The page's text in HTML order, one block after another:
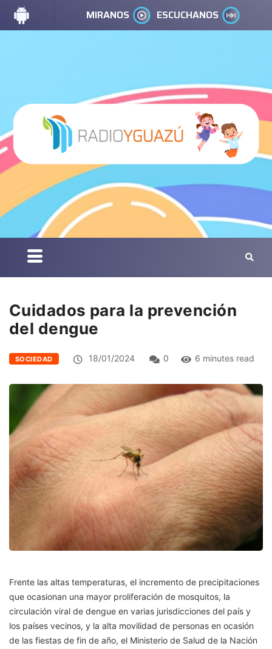
MIRANOS ESCUCHANOS
Cuidados para la prevención
del dengue
SOCIEDAD 18/01/2024 0 6 minutes read
Frente las altas temperaturas, el incremento de precipitaciones
que ocasionan una mayor proliferación de mosquitos, la
circulación viral de dengue en varias jurisdicciones del país y
los países vecinos, y la alta movilidad de personas en ocasión
de las fiestas de fin de año, el Ministerio de Salud de la Nación